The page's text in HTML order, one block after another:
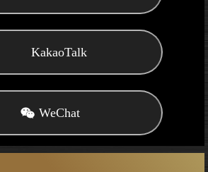
KakaoTalk
WeChat